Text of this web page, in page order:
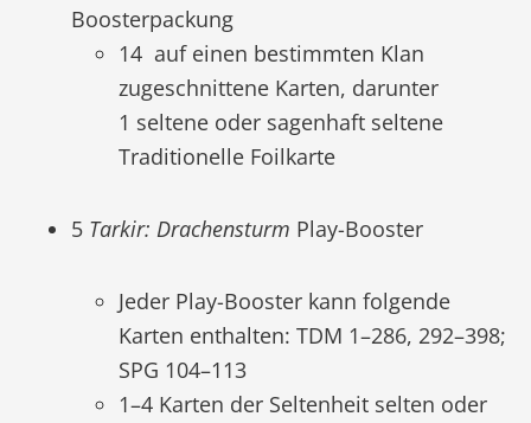
Boosterpackung
14 auf einen bestimmten Klan
zugeschnittene Karten, darunter
1 seltene oder sagenhaft seltene
Traditionelle Foilkarte
5 Tarkir: Drachensturm Play-Booster
Jeder Play-Booster kann folgende
Karten enthalten: TDM 1–286, 292–398;
SPG 104–113
1–4 Karten der Seltenheit selten oder